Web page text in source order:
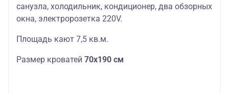
санузла, холодильник, кондиционер, два обзорных
окна, электророзетка 220V.
Площадь кают 7,5 кв.м.
Размер кроватей 70х190 см